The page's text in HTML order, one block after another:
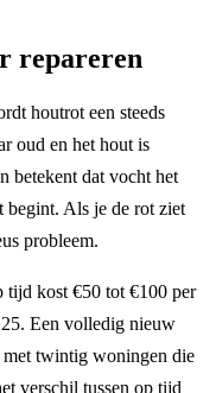
repareren
houtrot een steeds
oud en het hout is
betekent dat vocht het
begint. Als je de rot ziet
probleem.
tijd kost €50 tot €100 per
Een volledig nieuw
twintig woningen die
verschil tussen op tijd